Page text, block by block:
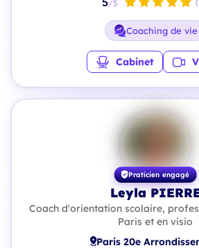
/5
Coaching de vie
Cabinet
Praticien engagé
Leyla
Coach d'orientation scolaire,
Paris et en visio
Paris 20e